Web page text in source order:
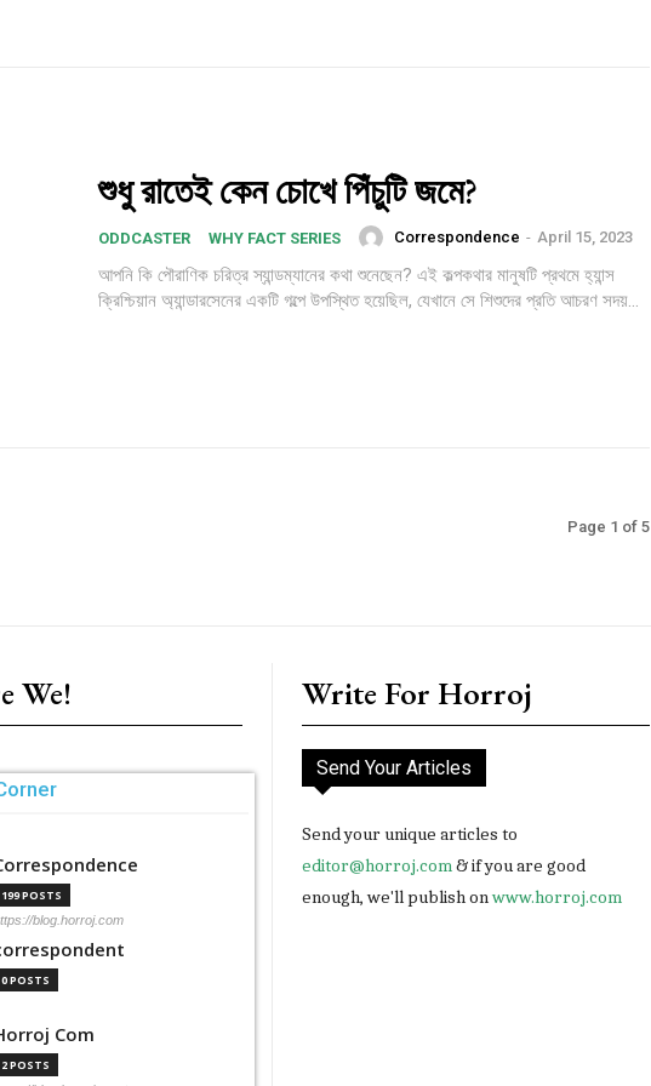
শুধু রাতেই কেন চোখে পিঁচুটি জমে?
ODDCASTER WHY FACT SERIES Correspondence - April 15, 2023
আপনি কি পৌরাণিক চরিত্র স্যান্ডম্যানের কথা শুনেছেন? এই কল্পকথার মানুষটি প্রথমে হ্যান্স
ক্রিশ্চিয়ান অ্যান্ডারসেনের একটি গল্পে উপস্থিত হয়েছিল, যেখানে সে শিশুদের প্রতি আচরণ সদয়...
Page 1 of 5
We!
199 POSTS
blog.horroj.com
0 POSTS
Com
2 POSTS
Write For Horroj
Send Your Articles
Send your unique articles to
editor@horroj.com& if you are good
enough, we'll publish onwww.horroj.com